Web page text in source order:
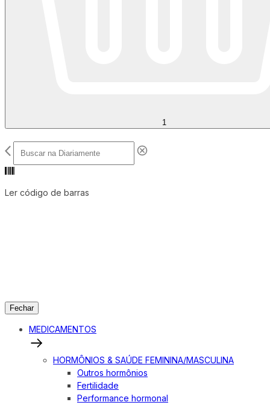
1
Ler código de barras
Fechar
MEDICAMENTOS
HORMÔNIOS & SAÚDE FEMININA/MASCULINA
Outros hormônios
Fertilidade
Performance hormonal